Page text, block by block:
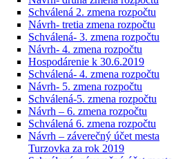
Schválená 2. zmena rozpočtu
Návrh- tretia zmena rozpočtu
Schválená- 3. zmena rozpočtu
Návrh- 4. zmena rozpočtu
Hospodárenie k 30.6.2019
Schválená- 4. zmena rozpočtu
Návrh- 5. zmena rozpočtu
Schválená-5. zmena rozpočtu
Návrh – 6. zmena rozpočtu
Schválená 6. zmena rozpočtu
Návrh – záverečný účet mesta
Turzovka za rok 2019